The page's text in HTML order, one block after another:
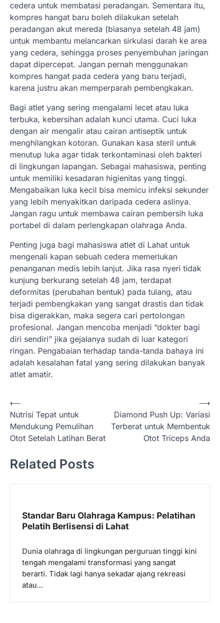
cedera untuk membatasi peradangan. Sementara itu,
kompres hangat baru boleh dilakukan setelah
peradangan akut mereda (biasanya setelah 48 jam)
untuk membantu melancarkan sirkulasi darah ke area
yang cedera, sehingga proses penyembuhan jaringan
dapat dipercepat. Jangan pernah menggunakan
kompres hangat pada cedera yang baru terjadi,
karena justru akan memperparah pembengkakan.
Bagi atlet yang sering mengalami lecet atau luka
terbuka, kebersihan adalah kunci utama. Cuci luka
dengan air mengalir atau cairan antiseptik untuk
menghilangkan kotoran. Gunakan kasa steril untuk
menutup luka agar tidak terkontaminasi oleh bakteri
di lingkungan lapangan. Sebagai mahasiswa, penting
untuk memiliki kesadaran higienitas yang tinggi.
Mengabaikan luka kecil bisa memicu infeksi sekunder
yang lebih menyakitkan daripada cedera aslinya.
Jangan ragu untuk membawa cairan pembersih luka
portabel di dalam perlengkapan olahraga Anda.
Penting juga bagi mahasiswa atlet di Lahat untuk
mengenali kapan sebuah cedera memerlukan
penanganan medis lebih lanjut. Jika rasa nyeri tidak
kunjung berkurang setelah 48 jam, terdapat
deformitas (perubahan bentuk) pada tulang, atau
terjadi pembengkakan yang sangat drastis dan tidak
bisa digerakkan, maka segera cari pertolongan
profesional. Jangan mencoba menjadi “dokter bagi
diri sendiri” jika gejalanya sudah di luar kategori
ringan. Pengabaian terhadap tanda-tanda bahaya ini
adalah kesalahan fatal yang sering dilakukan banyak
atlet amatir.
N
a
v
g
⟵
Nutrisi Tepat untuk
Mendukung Pemulihan
Otot Setelah Latihan Berat
Diamond Push Up: Variasi
Terberat untuk Membentuk
Otot Triceps Anda
⟶
Related Posts
Standar Baru Olahraga Kampus: Pelatihan
Pelatih Berlisensi di Lahat
Dunia olahraga di lingkungan perguruan tinggi kini
tengah mengalami transformasi yang sangat
berarti. Tidak lagi hanya sekadar ajang rekreasi
atau…